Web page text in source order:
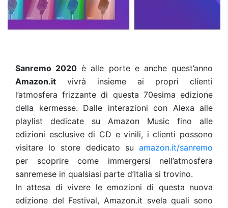
Sanremo 2020 è alle porte e anche quest’anno
Amazon.it vivrà insieme ai propri clienti
l’atmosfera frizzante di questa 70esima edizione
della kermesse. Dalle interazioni con Alexa alle
playlist dedicate su Amazon Music fino alle
edizioni esclusive di CD e vinili, i clienti possono
visitare lo store dedicato su amazon.it/sanremo
per scoprire come immergersi nell’atmosfera
sanremese in qualsiasi parte d’Italia si trovino.
In attesa di vivere le emozioni di questa nuova
edizione del Festival, Amazon.it svela quali sono